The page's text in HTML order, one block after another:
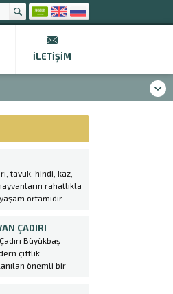
İLETIŞIM
hindi, kaz,
rahatlıkla
ortamıdır.
kurulan
gün
alanı kurmak
çoğunlukla tercih
ÇADIRI
Büyükbaş
çiftlik
önemli bir
onların